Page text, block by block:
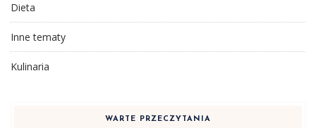
Dieta
Inne tematy
Kulinaria
WARTE PRZECZYTANIA